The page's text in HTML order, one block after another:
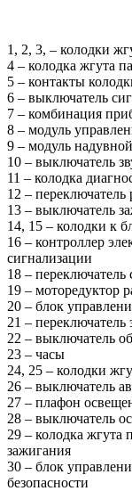
1, 2, 3, – колодки
4 – колодка жгута
5 – контакты
6 – выключатель
7 – комбинация
8 – модуль
9 – модуль
10 – выключатель
11 – колодка
12 –
13 – выключатель
14, 15 – колодки к
16 – контроллер
сигнализации
18 – переключатель
19 – моторедуктор
20 – блок
21 – переключатель
22 – выключатель
23 – часы
24, 25 – колодки
26 – выключатель
27 – плафон
28 – выключатель
29 – колодка жгута
зажигания
30 – блок
безопасности